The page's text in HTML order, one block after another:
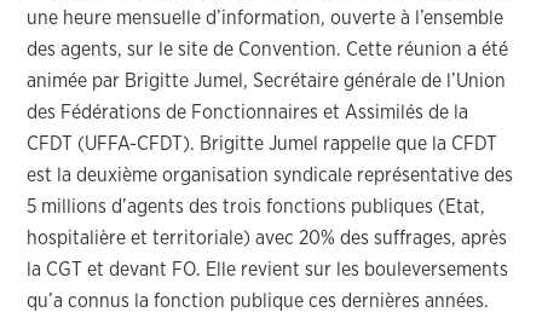
une heure mensuelle d’information, ouverte à l’ensemble
des agents, sur le site de Convention. Cette réunion a été
animée par Brigitte Jumel, Secrétaire générale de l’Union
des Fédérations de Fonctionnaires et Assimilés de la
CFDT (UFFA-CFDT). Brigitte Jumel rappelle que la CFDT
est la deuxième organisation syndicale représentative des
5 millions d’agents des trois fonctions publiques (Etat,
hospitalière et territoriale) avec 20% des suffrages, après
la CGT et devant FO. Elle revient sur les bouleversements
qu’a connus la fonction publique ces dernières années.